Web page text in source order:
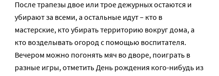
После трапезы двое или трое дежурных остаются и
убирают за всеми, а остальные идут – кто в
мастерские, кто убирать территорию вокруг дома, а
кто возделывать огород с помощью воспитателя.
Вечером можно погонять мяч во дворе, поиграть в
разные игры, отметить День рождения кого-нибудь из